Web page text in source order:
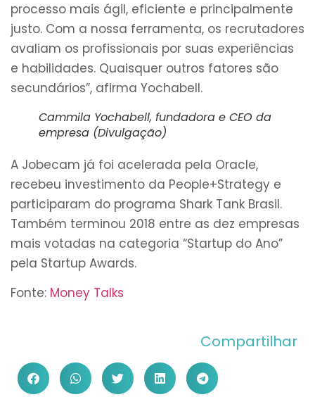
processo mais ágil, eficiente e principalmente
justo. Com a nossa ferramenta, os recrutadores
avaliam os profissionais por suas experiências
e habilidades. Quaisquer outros fatores são
secundários”, afirma Yochabell.
Cammila Yochabell, fundadora e CEO da
empresa (Divulgação)
A Jobecam já foi acelerada pela Oracle,
recebeu investimento da People+Strategy e
participaram do programa Shark Tank Brasil.
Também terminou 2018 entre as dez empresas
mais votadas na categoria “Startup do Ano”
pela Startup Awards.
Fonte: Money Talks
Compartilhar